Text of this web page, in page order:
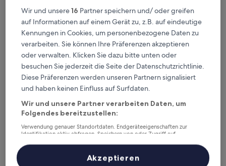
Kostenlose Stornierung bei
Planänderungen
Verdiene Prämien für jede
wahrgenommene Übernachtung
Mehr sparen mit Preisen für Mitglieder
Überprüfe die Preise für diese Daten
Wir und unsere16 Partner speichern und/ oder greifen
auf Informationen auf einem Gerät zu, z.B. auf eindeutige
Kennungen in Cookies, um personenbezogene Daten zu
verarbeiten. Sie können Ihre Präferenzen akzeptieren
oder verwalten. Klicken Sie dazu bitte unten oder
besuchen Sie jederzeit die Seite der Datenschutzrichtlinie.
Diese Präferenzen werden unseren Partnern signalisiert
und haben keinen Einfluss auf Surfdaten.
Wir und unsere Partner verarbeiten Daten, um
Folgendes bereitzustellen:
Verwendung genauer Standortdaten. Endgeräteeigenschaften zur
Identifikation aktiv abfragen. Speichern von oder Zugriff auf
Inhalte, Messung von Werbeleistung und der Performance von Inhalten,
Zielgruppenforschung sowie Entwicklung und Verbesserung von
Akzeptieren